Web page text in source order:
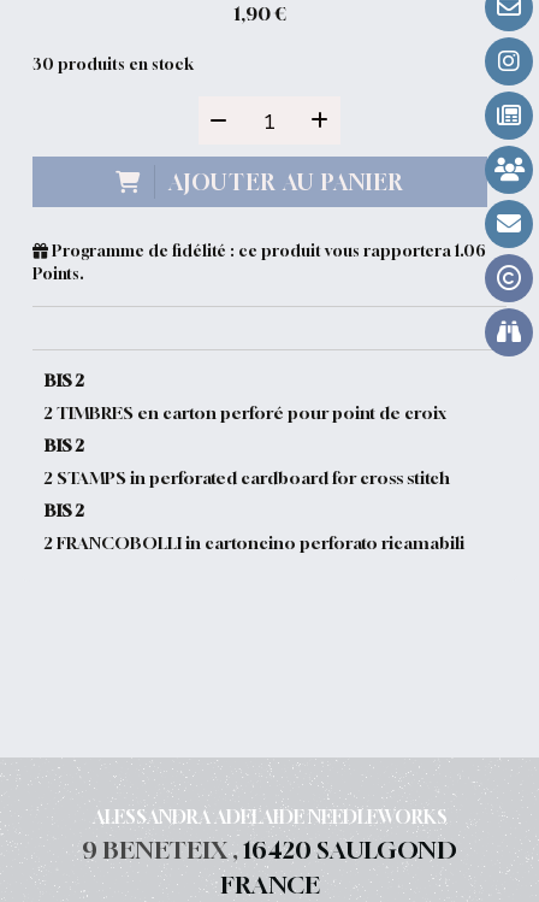
1,90€
30 produits en stock
AJOUTER AU PANIER
Programme de fidélité : ce produit vous rapportera1.06
Points.
BIS 2
2 TIMBRES en carton perforé pour point de croix
BIS 2
2 STAMPS in perforated cardboard for cross stitch
BIS 2
2 FRANCOBOLLI in cartoncino perforato ricamabili
ALESSANDRA ADELAIDE NEEDLEWORKS
9 BENETEIX ,16420 SAULGOND
FRANCE